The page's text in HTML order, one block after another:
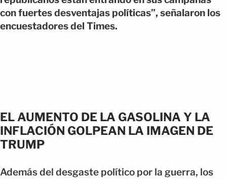
con fuertes desventajas políticas”, señalaron los
encuestadores del Times.
EL AUMENTO DE LA GASOLINA Y LA
INFLACIÓN GOLPEAN LA IMAGEN DE
TRUMP
Además del desgaste político por la guerra, los